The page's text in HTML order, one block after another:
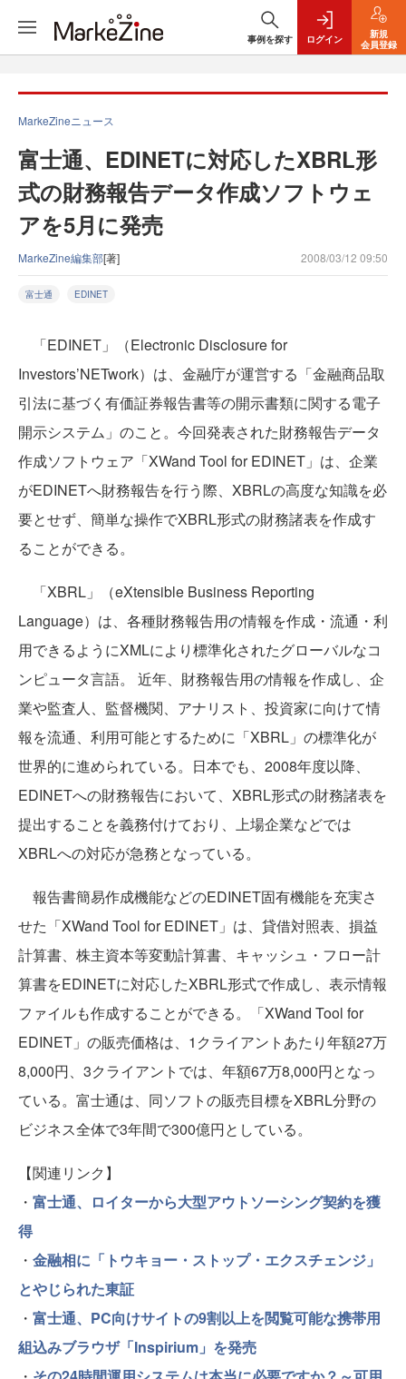
事例を探す ログイン
新規
会員登録
MarkeZineニュース
富士通、EDINETに対応したXBRL形
式の財務報告データ作成ソフトウェ
アを5月に発売
MarkeZine編集部[著] 2008/03/12 09:50
富士通 EDINET
「EDINET」（Electronic Disclosure for
Investors’NETwork）は、金融庁が運営する「金融商品取
引法に基づく有価証券報告書等の開示書類に関する電子
開示システム」のこと。今回発表された財務報告データ
作成ソフトウェア「XWand Tool for EDINET」は、企業
がEDINETへ財務報告を行う際、XBRLの高度な知識を必
要とせず、簡単な操作でXBRL形式の財務諸表を作成す
ることができる。
「XBRL」（eXtensible Business Reporting
Language）は、各種財務報告用の情報を作成・流通・利
用できるようにXMLにより標準化されたグローバルなコ
ンピュータ言語。 近年、財務報告用の情報を作成し、企
業や監査人、監督機関、アナリスト、投資家に向けて情
報を流通、利用可能とするために「XBRL」の標準化が
世界的に進められている。日本でも、2008年度以降、
EDINETへの財務報告において、XBRL形式の財務諸表を
提出することを義務付けており、上場企業などでは
XBRLへの対応が急務となっている。
報告書簡易作成機能などのEDINET固有機能を充実さ
せた「XWand Tool for EDINET」は、貸借対照表、損益
計算書、株主資本等変動計算書、キャッシュ・フロー計
算書をEDINETに対応したXBRL形式で作成し、表示情報
ファイルも作成することができる。「XWand Tool for
EDINET」の販売価格は、1クライアントあたり年額27万
8,000円、3クライアントでは、年額67万8,000円となっ
ている。富士通は、同ソフトの販売目標をXBRL分野の
ビジネス全体で3年間で300億円としている。
【関連リンク】
・ 富士通、ロイターから大型アウトソーシング契約を獲
得
・ 金融相に「トウキョー・ストップ・エクスチェンジ」
とやじられた東証
・ 富士通、PC向けサイトの9割以上を閲覧可能な携帯用
組込みブラウザ「Inspirium」を発売